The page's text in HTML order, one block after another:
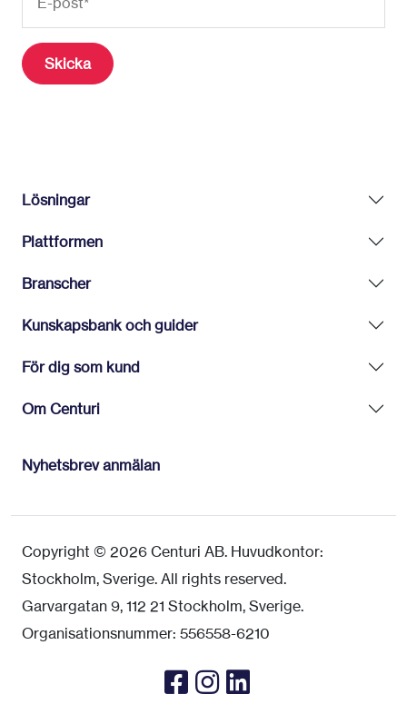
Lösningar
Plattformen
Branscher
Kunskapsbank och guider
För dig som kund
Om Centuri
Nyhetsbrev anmälan
Copyright © 2026 Centuri AB. Huvudkontor:
Stockholm, Sverige. All rights reserved.
Garvargatan 9, 112 21 Stockholm, Sverige.
Organisationsnummer: 556558-6210